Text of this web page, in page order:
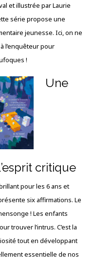
et illustrée par Laurie
série propose une
jeunesse. Ici, on ne
l’enquêteur pour
!
Une
critique
pour les 6 ans et
six affirmations. Le
! Les enfants
trouver l’intrus. C’est la
tout en développant
essentielle de nos